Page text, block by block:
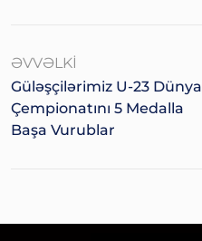
ƏVVƏLKI
Güləşçilərimiz U-23 Dünya
Çempionatını 5 Medalla
Başa Vurublar